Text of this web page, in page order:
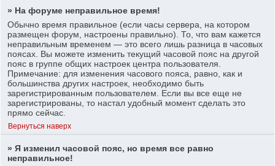
» На форуме неправильное время!
Обычно время правильное (если часы сервера, на котором
размещен форум, настроены правильно). То, что вам кажется
неправильным временем — это всего лишь разница в часовых
поясах. Вы можете изменить текущий часовой пояс на другой
пояс в группе общих настроек центра пользователя.
Примечание: для изменения часового пояса, равно, как и
большинства других настроек, необходимо быть
зарегистрированным пользователем. Если вы все еще не
зарегистрированы, то настал удобный момент сделать это
прямо сейчас.
Вернуться наверх
» Я изменил часовой пояс, но время все равно
неправильное!